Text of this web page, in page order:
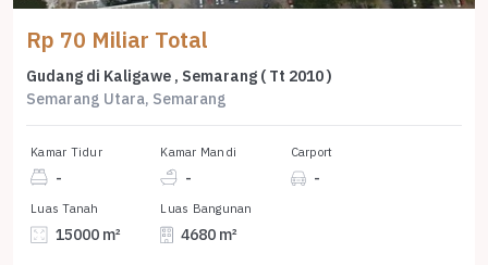
Rp 70 Miliar Total
Gudang di Kaligawe , Semarang ( Tt 2010 )
Semarang Utara, Semarang
Kamar Tidur
-
Kamar Mandi
-
Carport
-
Luas Tanah
15000 m²
Luas Bangunan
4680 m²